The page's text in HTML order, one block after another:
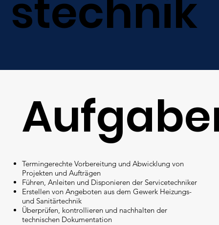
stechnik
Termingerechte Vorbereitung und Abwicklung von
Projekten und Aufträgen
Führen, Anleiten und Disponieren der Servicetechniker
Erstellen von Angeboten aus dem Gewerk Heizungs-
und Sanitärtechnik
Überprüfen, kontrollieren und nachhalten der
technischen Dokumentation